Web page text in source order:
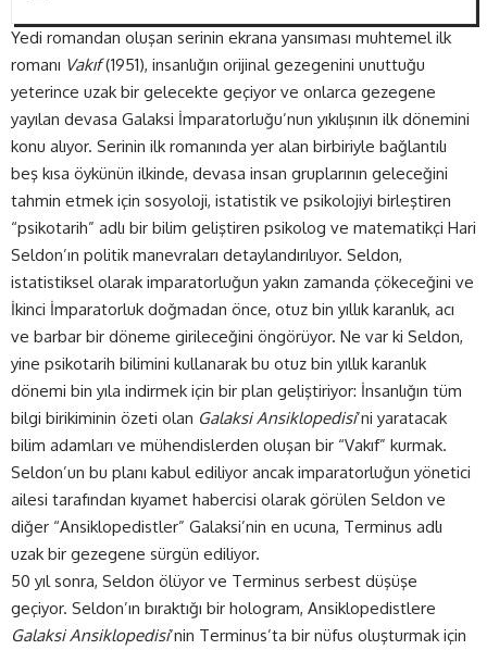
Yedi romandan oluşan serinin ekrana yansıması muhtemel ilk
romanı Vakıf(1951), insanlığın orijinal gezegenini unuttuğu
yeterince uzak bir gelecekte geçiyor ve onlarca gezegene
yayılan devasa Galaksi İmparatorluğu’nun yıkılışının ilk dönemini
konu alıyor. Serinin ilk romanında yer alan birbiriyle bağlantılı
beş kısa öykünün ilkinde, devasa insan gruplarının geleceğini
tahmin etmek için sosyoloji, istatistik ve psikolojiyi birleştiren
“psikotarih” adlı bir bilim geliştiren psikolog ve matematikçi Hari
Seldon’ın politik manevraları detaylandırılıyor. Seldon,
istatistiksel olarak imparatorluğun yakın zamanda çökeceğini ve
İkinci İmparatorluk doğmadan önce, otuz bin yıllık karanlık, acı
ve barbar bir döneme girileceğini öngörüyor. Ne var ki Seldon,
yine psikotarih bilimini kullanarak bu otuz bin yıllık karanlık
dönemi bin yıla indirmek için bir plan geliştiriyor: İnsanlığın tüm
bilgi birikiminin özeti olan Galaksi Ansiklopedisi’ni yaratacak
bilim adamları ve mühendislerden oluşan bir “Vakıf” kurmak.
Seldon’un bu planı kabul ediliyor ancak imparatorluğun yönetici
ailesi tarafından kıyamet habercisi olarak görülen Seldon ve
diğer “Ansiklopedistler” Galaksi’nin en ucuna, Terminus adlı
uzak bir gezegene sürgün ediliyor.
50 yıl sonra, Seldon ölüyor ve Terminus serbest düşüşe
geçiyor. Seldon’ın bıraktığı bir hologram, Ansiklopedistlere
Galaksi Ansiklopedisi’nin Terminus’ta bir nüfus oluşturmak için